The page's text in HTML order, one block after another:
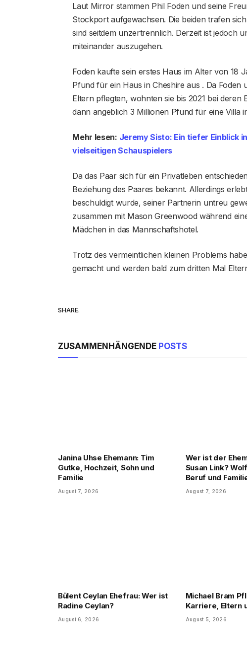
Laut Mirror stammen Phil Foden und seine
Stockport aufgewachsen. Die beiden trafen
sind seitdem unzertrennlich. Derzeit ist jedoch
miteinander auszugehen.
Foden kaufte sein erstes Haus im Alter von 18
Pfund für ein Haus in Cheshire aus . Da Foden
Eltern pflegten, wohnten sie bis 2021 bei
dann angeblich 3 Millionen Pfund für eine Villa
Mehr lesen: Jeremy Sisto: Ein tiefer Einblick
vielseitigen Schauspielers
Da das Paar sich für ein Privatleben
Beziehung des Paares bekannt. Allerdings
beschuldigt wurde, seiner Partnerin untreu
zusammen mit Mason Greenwood während
Mädchen in das Mannschaftshotel.
Trotz des vermeintlichen kleinen Problems
gemacht und werden bald zum dritten Mal
SHARE.
ZUSAMMENHÄNGENDE POSTS
Janina Uhse Ehemann: Tim
Gutke, Hochzeit, Sohn und
Familie
August 7, 2026
Wer ist der
Susan Link?
Beruf und
August 7, 2026
Bülent Ceylan Ehefrau: Wer ist
Radine Ceylan?
August 6, 2026
Michael Bram
Karriere, Eltern
August 5, 2026